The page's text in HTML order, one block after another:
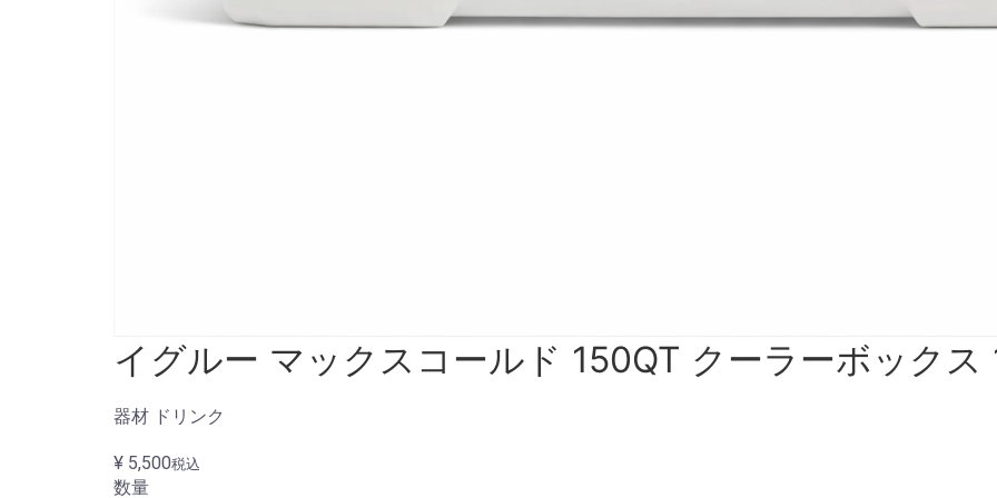
イグルー マックスコールド 150QT クーラーボックス
器材 ドリンク
¥ 5,500税込
数量